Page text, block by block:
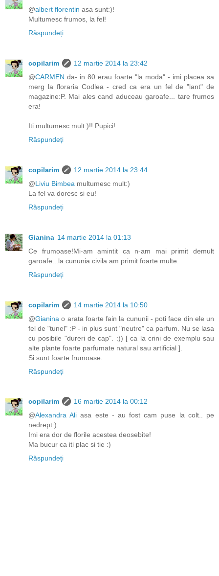
@albert florentin asa sunt:)!
Multumesc frumos, la fel!
Răspundeți
copilarim
12 martie 2014 la 23:42
@CARMEN da- in 80 erau foarte "la moda" - imi placea sa
merg la floraria Codlea - cred ca era un fel de "lant" de
magazine:P. Mai ales cand aduceau garoafe... tare frumos
era!
Iti multumesc mult:)!! Pupici!
Răspundeți
copilarim
12 martie 2014 la 23:44
@Liviu Bimbea multumesc mult:)
La fel va doresc si eu!
Răspundeți
Gianina 14 martie 2014 la 01:13
Ce frumoase!Mi-am amintit ca n-am mai primit demult
garoafe...la cununia civila am primit foarte multe.
Răspundeți
copilarim
14 martie 2014 la 10:50
@Gianina o arata foarte fain la cununii - poti face din ele un
fel de "tunel" :P - in plus sunt "neutre" ca parfum. Nu se lasa
cu posibile "dureri de cap". :)) [ ca la crini de exemplu sau
alte plante foarte parfumate natural sau artificial ].
Si sunt foarte frumoase.
Răspundeți
copilarim
16 martie 2014 la 00:12
@Alexandra Ali asa este - au fost cam puse la colt.. pe
nedrept:).
Imi era dor de florile acestea deosebite!
Ma bucur ca iti plac si tie :)
Răspundeți